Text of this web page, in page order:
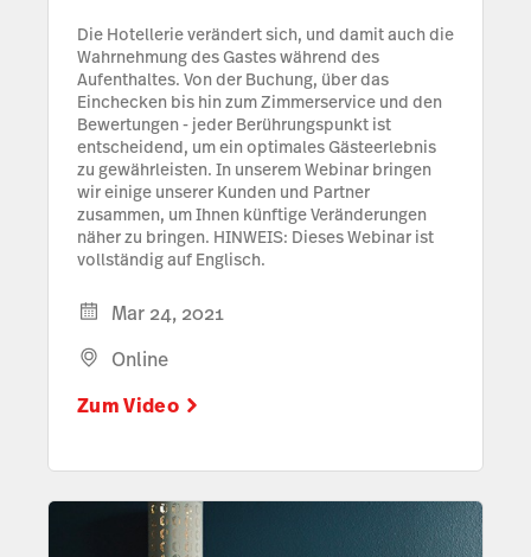
Die Hotellerie verändert sich, und damit auch die
Wahrnehmung des Gastes während des
Aufenthaltes. Von der Buchung, über das
Einchecken bis hin zum Zimmerservice und den
Bewertungen - jeder Berührungspunkt ist
entscheidend, um ein optimales Gästeerlebnis
zu gewährleisten. In unserem Webinar bringen
wir einige unserer Kunden und Partner
zusammen, um Ihnen künftige Veränderungen
näher zu bringen. HINWEIS: Dieses Webinar ist
vollständig auf Englisch.
Mar 24, 2021
Online
Zum Video